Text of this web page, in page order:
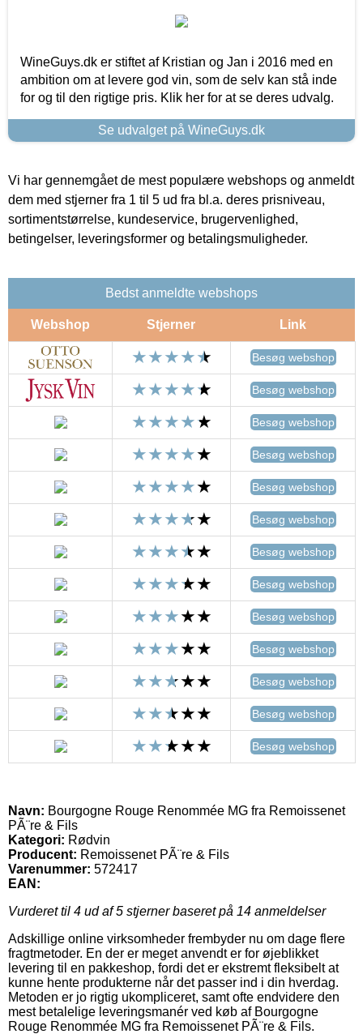
WineGuys.dk er stiftet af Kristian og Jan i 2016 med en
ambition om at levere god vin, som de selv kan stå inde
for og til den rigtige pris. Klik her for at se deres udvalg.
Se udvalget på WineGuys.dk
Vi har gennemgået de mest populære webshops og anmeldt
dem med stjerner fra 1 til 5 ud fra bl.a. deres prisniveau,
sortimentstørrelse, kundeservice, brugervenlighed,
betingelser, leveringsformer og betalingsmuligheder.
Bedst anmeldte webshops
Webshop Stjerner Link
Besøg webshop
Besøg webshop
Besøg webshop
Besøg webshop
Besøg webshop
Besøg webshop
Besøg webshop
Besøg webshop
Besøg webshop
Besøg webshop
Besøg webshop
Besøg webshop
Besøg webshop
Navn: Bourgogne Rouge Renommée MG fra Remoissenet
PÃ¨re & Fils
Kategori: Rødvin
Producent: Remoissenet PÃ¨re & Fils
Varenummer: 572417
EAN:
Vurderet til 4 ud af 5 stjerner baseret på 14 anmeldelser
Adskillige online virksomheder frembyder nu om dage flere
fragtmetoder. En der er meget anvendt er for øjeblikket
levering til en pakkeshop, fordi det er ekstremt fleksibelt at
kunne hente produkterne når det passer ind i din hverdag.
Metoden er jo rigtig ukompliceret, samt ofte endvidere den
mest betalelige leveringsmanér ved køb af Bourgogne
Rouge Renommée MG fra Remoissenet PÃ¨re & Fils.